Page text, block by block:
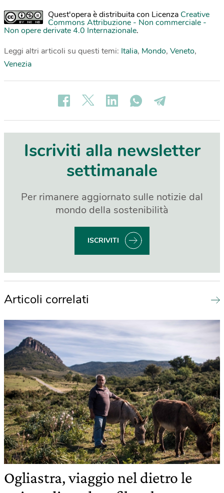
Quest'opera è distribuita con Licenza Creative
Commons Attribuzione - Non commerciale -
Non opere derivate 4.0 Internazionale.
Leggi altri articoli su questi temi: Italia, Mondo, Veneto,
Venezia
Iscriviti alla newsletter
settimanale
Per rimanere aggiornato sulle notizie dal
mondo della sostenibilità
ISCRIVITI
Articoli correlati
Ogliastra, viaggio nel dietro le